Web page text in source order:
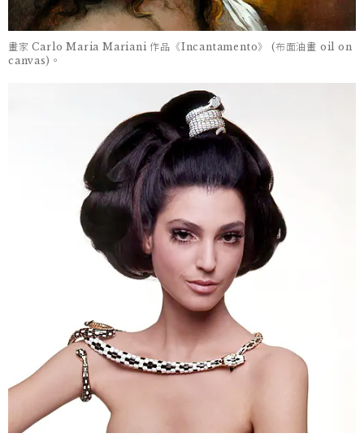
畫家 Carlo Maria Mariani 作品《Incantamento》 (布面油畫 oil on
canvas)。